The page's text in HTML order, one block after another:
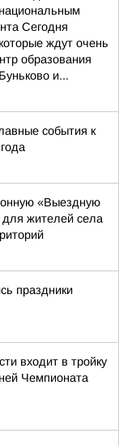
Сегодня
ждут очень
образования
и...
события к
«Выездную
жителей села
праздники
входит в тройку
Чемпионата